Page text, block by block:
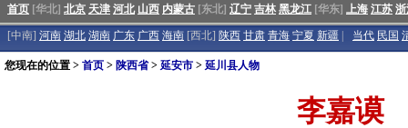
首页 [华北] 北京 天津 河北 山西 内蒙古 [东北] 辽宁 吉林 黑龙江 [华东] 上海 江苏
[中南] 河南 湖北 湖南 广东 广西 海南 [西北] 陕西 甘肃 青海 宁夏 新疆 当代 民国
您现在的位置 > 首页 > 陕西省> 延安市 > 延川县人物
李嘉谟